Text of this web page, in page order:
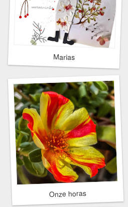
Marias
Onze horas